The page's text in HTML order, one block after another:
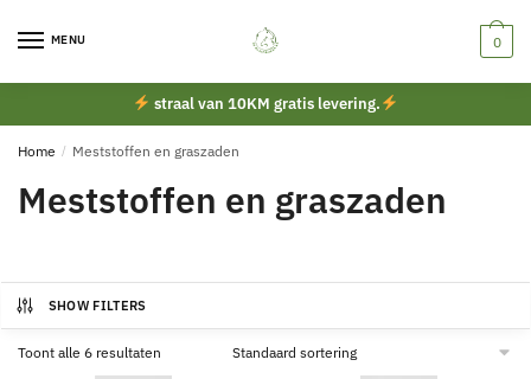
MENU 0
straal van 10KM gratis levering.
Home / Meststoffen en graszaden
Meststoffen en graszaden
SHOW FILTERS
Toont alle 6 resultaten